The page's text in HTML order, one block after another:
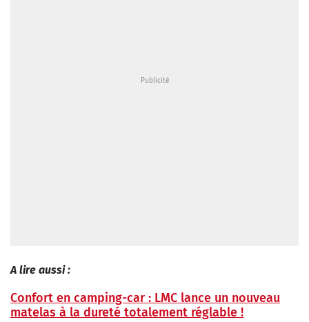
A lire aussi :
Confort en camping-car : LMC lance un nouveau
matelas à la dureté totalement réglable !